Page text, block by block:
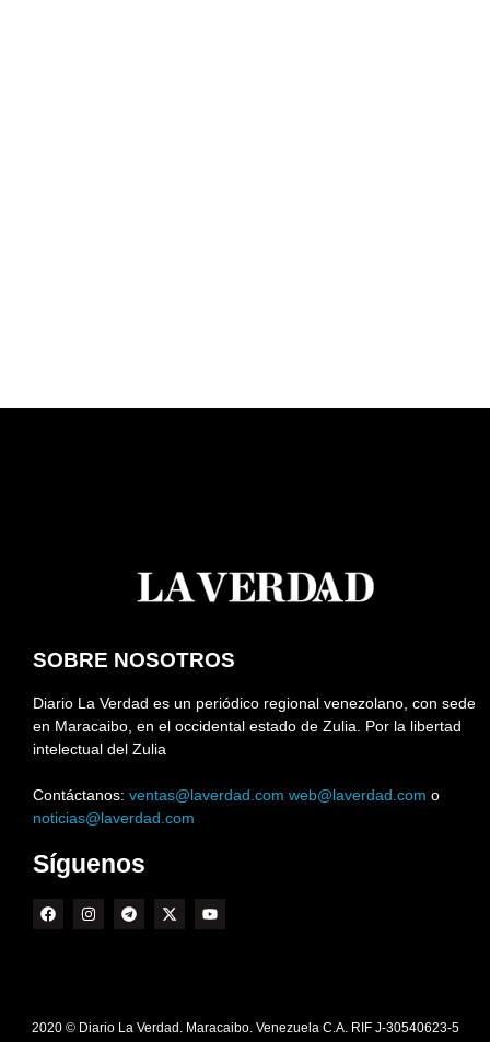
SOBRE NOSOTROS
Diario La Verdad es un periódico regional venezolano, con sede
en Maracaibo, en el occidental estado de Zulia. Por la libertad
intelectual del Zulia
Contáctanos: ventas@laverdad.com web@laverdad.com o
noticias@laverdad.com
Síguenos
2020 © Diario La Verdad. Maracaibo. Venezuela C.A. RIF J-30540623-5